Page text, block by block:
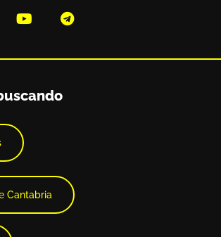
Cantabria